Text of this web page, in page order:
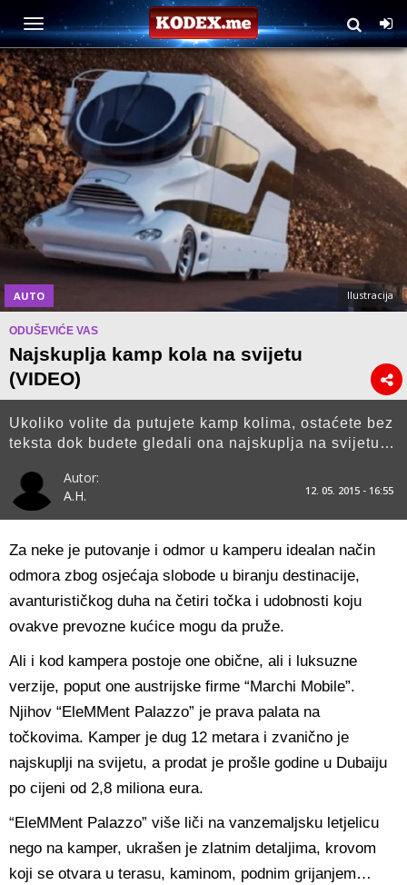
AUTO Ilustracija
ODUŠEVIĆE VAS
Najskuplja kamp kola na svijetu
(VIDEO)
Ukoliko volite da putujete kamp kolima, ostaćete bez
teksta dok budete gledali ona najskuplja na svijetu…
Autor:
A.H.
12. 05. 2015 - 16:55
Za neke je putovanje i odmor u kamperu idealan način
odmora zbog osjećaja slobode u biranju destinacije,
avanturističkog duha na četiri točka i udobnosti koju
ovakve prevozne kućice mogu da pruže.
Ali i kod kampera postoje one obične, ali i luksuzne
verzije, poput one austrijske firme “Marchi Mobile”.
Njihov “EleMMent Palazzo” je prava palata na
točkovima. Kamper je dug 12 metara i zvanično je
najskuplji na svijetu, a prodat je prošle godine u Dubaiju
po cijeni od 2,8 miliona eura.
“EleMMent Palazzo” više liči na vanzemaljsku letjelicu
nego na kamper, ukrašen je zlatnim detaljima, krovom
koji se otvara u terasu, kaminom, podnim grijanjem…